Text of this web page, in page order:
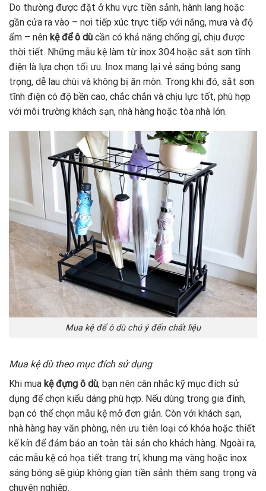
Do thường được đặt ở khu vực tiền sảnh, hành lang hoặc
gần cửa ra vào – nơi tiếp xúc trực tiếp với nắng, mưa và độ
ẩm – nên kệ để ô dù cần có khả năng chống gỉ, chịu được
thời tiết. Những mẫu kệ làm từ inox 304 hoặc sắt sơn tĩnh
điện là lựa chọn tối ưu. Inox mang lại vẻ sáng bóng sang
trọng, dễ lau chùi và không bị ăn mòn. Trong khi đó, sắt sơn
tĩnh điện có độ bền cao, chắc chắn và chịu lực tốt, phù hợp
với môi trường khách sạn, nhà hàng hoặc tòa nhà lớn.
Mua kệ để ô dù chú ý đến chất liệu
Mua kệ dù theo mục đích sử dụng
Khi mua kệ đựng ô dù, bạn nên cân nhắc kỹ mục đích sử
dụng để chọn kiểu dáng phù hợp. Nếu dùng trong gia đình,
bạn có thể chọn mẫu kệ mở đơn giản. Còn với khách sạn,
nhà hàng hay văn phòng, nên ưu tiên loại có khóa hoặc thiết
kế kín để đảm bảo an toàn tài sản cho khách hàng. Ngoài ra,
các mẫu kệ có họa tiết trang trí, khung mạ vàng hoặc inox
sáng bóng sẽ giúp không gian tiền sảnh thêm sang trọng và
chuyên nghiệp.